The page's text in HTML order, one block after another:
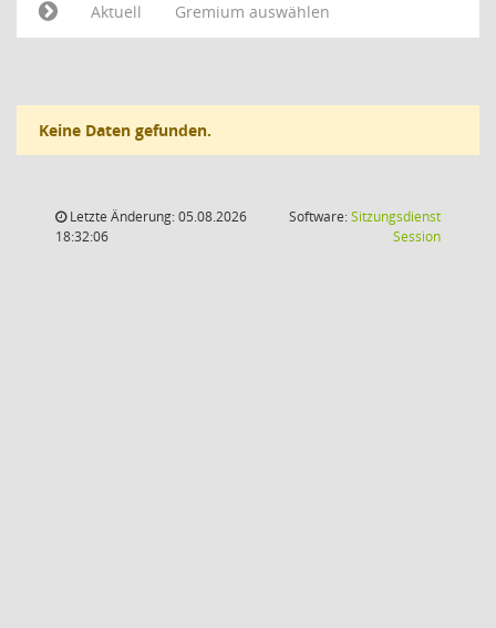
Aktuell
Gremium auswählen
Keine Daten gefunden.
Letzte Änderung: 05.08.2026
18:32:06
Software:Sitzungsdienst
Session(Wird in